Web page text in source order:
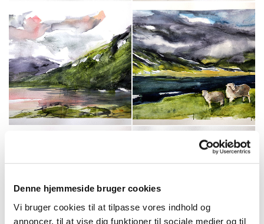
Denne hjemmeside bruger cookies
Vi bruger cookies til at tilpasse vores indhold og
annoncer, til at vise dig funktioner til sociale medier og til